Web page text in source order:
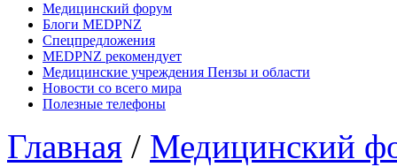
Медицинский форум
Блоги MEDPNZ
Спецпредложения
MEDPNZ рекомендует
Медицинские учреждения Пензы и области
Новости со всего мира
Полезные телефоны
Главная / Медицинский